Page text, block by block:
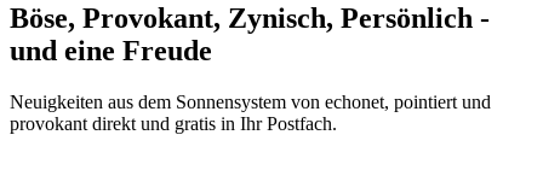
Böse, Provokant, Zynisch, Persönlich -
und eine Freude
Neuigkeiten aus dem Sonnensystem von echonet, pointiert und
provokant direkt und gratis in Ihr Postfach.